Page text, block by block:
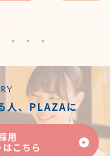
人、PLAZAに
用
こちら